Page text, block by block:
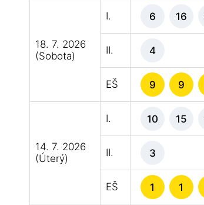
18. 7. 2026
(Sobota)
I. 6 16
II. 4
EŠ 9 9
14. 7. 2026
(Úterý)
I. 10 15
II. 3
EŠ 1 1